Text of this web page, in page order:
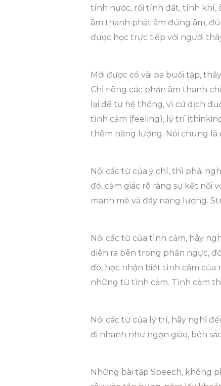
tính nước, rồi tính đất, tính khí,
âm thanh phát âm đúng âm,
được học trực tiếp với người
Mới được có vài ba buổi tập,
Chỉ riêng các phần âm thanh
lại để tự hệ thống, vì cứ dịch
tình cảm (feeling), lý trí
thêm năng lượng. Nói chung là
Nói các từ của ý chí, thì phải
đó, cảm giác rõ ràng sự kết nối
mạnh mẽ và đầy năng lượng.
Nói các từ của tình cảm, hãy
diễn ra bên trong phần ngực,
đó, học nhận biết tình cảm của
những từ tình cảm. Tình cảm
Nói các từ của lý trí, hãy nghĩ
đi nhanh như ngọn giáo, bén
Những bài tập Speech, không